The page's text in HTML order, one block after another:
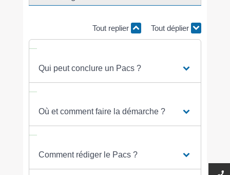
Tout replier Tout déplier
Qui peut conclure un Pacs ?
Où et comment faire la démarche ?
Comment rédiger le Pacs ?